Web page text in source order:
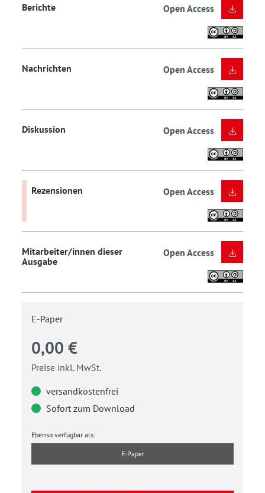
Berichte Open Access
Nachrichten Open Access
Diskussion Open Access
Rezensionen Open Access
Mitarbeiter/innen dieser
Ausgabe
Open Access
E-Paper
0,00 €
Preise inkl. MwSt.
versandkostenfrei
Sofort zum Download
Ebenso verfügbar als:
E-Paper